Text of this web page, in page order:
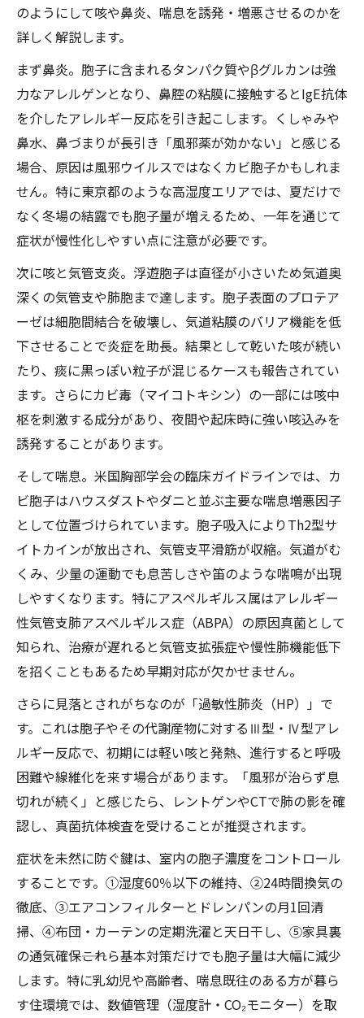
のようにして咳や鼻炎、喘息を誘発・増悪させるのかを
詳しく解説します。
まず鼻炎。胞子に含まれるタンパク質やβグルカンは強
力なアレルゲンとなり、鼻腔の粘膜に接触するとIgE抗体
を介したアレルギー反応を引き起こします。くしゃみや
鼻水、鼻づまりが長引き「風邪薬が効かない」と感じる
場合、原因は風邪ウイルスではなくカビ胞子かもしれま
せん。特に東京都のような高湿度エリアでは、夏だけで
なく冬場の結露でも胞子量が増えるため、一年を通じて
症状が慢性化しやすい点に注意が必要です。
次に咳と気管支炎。浮遊胞子は直径が小さいため気道奥
深くの気管支や肺胞まで達します。胞子表面のプロテア
ーゼは細胞間結合を破壊し、気道粘膜のバリア機能を低
下させることで炎症を助長。結果として乾いた咳が続い
たり、痰に黒っぽい粒子が混じるケースも報告されてい
ます。さらにカビ毒（マイコトキシン）の一部には咳中
枢を刺激する成分があり、夜間や起床時に強い咳込みを
誘発することがあります。
そして喘息。米国胸部学会の臨床ガイドラインでは、カ
ビ胞子はハウスダストやダニと並ぶ主要な喘息増悪因子
として位置づけられています。胞子吸入によりTh2型サ
イトカインが放出され、気管支平滑筋が収縮。気道がむ
くみ、少量の運動でも息苦しさや笛のような喘鳴が出現
しやすくなります。特にアスペルギルス属はアレルギー
性気管支肺アスペルギルス症（ABPA）の原因真菌として
知られ、治療が遅れると気管支拡張症や慢性肺機能低下
を招くこともあるため早期対応が欠かせません。
さらに見落とされがちなのが「過敏性肺炎（HP）」で
す。これは胞子やその代謝産物に対するⅢ型・Ⅳ型アレ
ルギー反応で、初期には軽い咳と発熱、進行すると呼吸
困難や線維化を来す場合があります。「風邪が治らず息
切れが続く」と感じたら、レントゲンやCTで肺の影を確
認し、真菌抗体検査を受けることが推奨されます。
症状を未然に防ぐ鍵は、室内の胞子濃度をコントロール
することです。①湿度60％以下の維持、②24時間換気の
徹底、③エアコンフィルターとドレンパンの月1回清
掃、④布団・カーテンの定期洗濯と天日干し、⑤家具裏
の通気確保――これら基本対策だけでも胞子量は大幅に減少
します。特に乳幼児や高齢者、喘息既往のある方が暮ら
す住環境では、数値管理（湿度計・CO₂モニター）を取